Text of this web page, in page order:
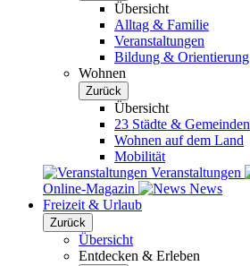
Übersicht
Alltag & Familie
Veranstaltungen
Bildung & Orientierung
Wohnen
Zurück
Übersicht
23 Städte & Gemeinden
Wohnen auf dem Land
Mobilität
Veranstaltungen
Online-Magazin
News
Freizeit & Urlaub
Zurück
Übersicht
Entdecken & Erleben